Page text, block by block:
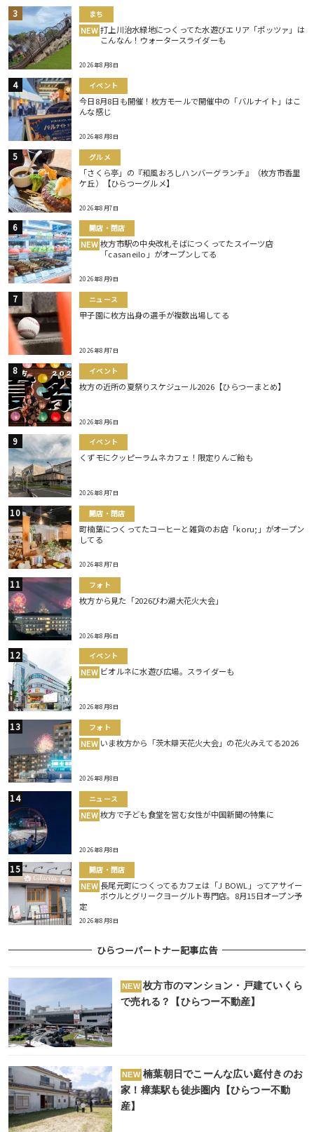
まち
NEW 打上川治水緑地につくってた水遊びエリア「ポッツァ」は
こんなん！ウォータースライダーも
2026年8月8日
イベント
今日8月8日も開催！枚方モールで開催中の「バルナイト」はこ
んな感じ
2026年8月8日
グルメ
「さくら亭」の『和風おろしハンバーグランチ』（枚方市香里
ケ丘）【ひらつーグルメ】
2026年8月7日
開店・閉店
NEW 枚方市駅の中央改札そばにつくってたスイーツ店
「casaneilo」がオープンしてる
2026年8月9日
ニュース
甲子園に枚方出身の選手が複数出場してる
2026年8月7日
イベント
枚方の近所の夏祭りスケジュール2026【ひらつーまとめ】
2026年8月6日
イベント
くずモにクッピーラムネカフェ！限定りんご飴も
2026年8月7日
開店・閉店
町楠葉につくってたコーヒーと雑貨のお店「koru;」がオープン
してる
2026年8月7日
フォト
枚方から見た「2026びわ湖大花火大会」
2026年8月6日
イベント
NEW ビオルネに水遊び広場。スライダーも
2026年8月8日
フォト
NEW いま枚方から「茨木辯天花火大会」の花火みえてる2026
2026年8月8日
ニュース
NEW 枚方で子ども食堂を営む女性が中国新聞の特集に
2026年8月8日
開店・閉店
NEW 長尾元町につくってるカフェは「J BOWL」ってアサイー
ボウルとグリークヨーグルト専門店。8月15日オープン予
定
2026年8月8日
ひらつーパートナー記事広告
NEW 枚方市のマンション・戸建ていくら
で売れる？【ひらつー不動産】
NEW 楠葉朝日でこーんな広い庭付きのお
家！樟葉駅も徒歩圏内【ひらつー不動
産】